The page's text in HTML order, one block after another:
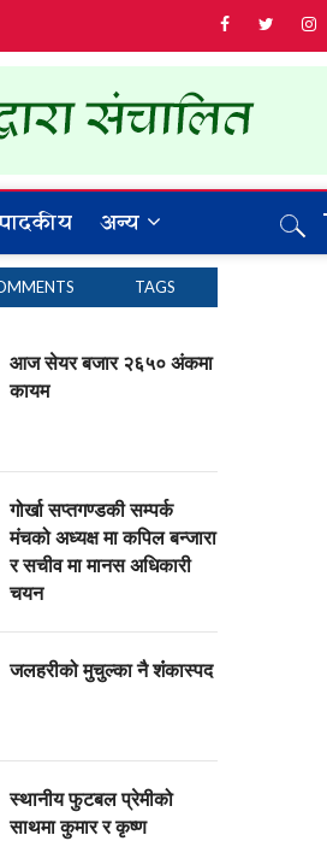
अन्य
TAGS
आज सेयर बजार २६५० अंकमा
कायम
गोर्खा सप्तगण्डकी सम्पर्क
मंचको अध्यक्ष मा कपिल बन्जारा
र सचीव मा मानस अधिकारी
चयन
जलहरीको मुचुल्का नै शंंकास्पद
स्थानीय फुटबल प्रेमीको
साथमा कुमार र कृष्ण